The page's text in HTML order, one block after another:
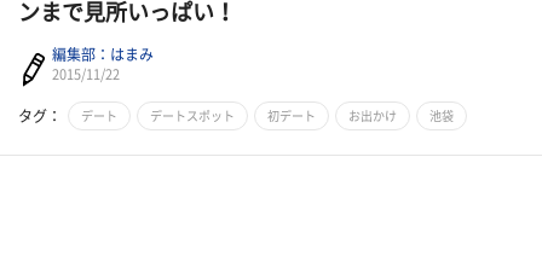
ンまで見所いっぱい！
編集部：はまみ
2015/11/22
タグ： デート デートスポット 初デート お出かけ 池袋